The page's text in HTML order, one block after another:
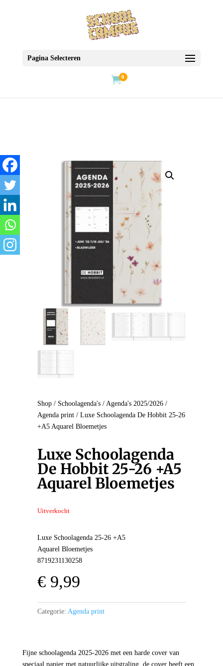
Pagina Selecteren
0
Shop/ Schoolagenda's/ Agenda's 2025/2026/
Agenda print/ Luxe Schoolagenda De Hobbit 25-26
+A5 Aquarel Bloemetjes
Luxe Schoolagenda
De Hobbit 25-26 +A5
Aquarel Bloemetjes
Uitverkocht
Luxe Schoolagenda 25-26 +A5
Aquarel Bloemetjes
8719231130258
€9,99
Categorie: Agenda print
Fijne schoolagenda 2025-2026 met een harde cover van
speciaal papier met natuurlijke uitstraling, de cover heeft een